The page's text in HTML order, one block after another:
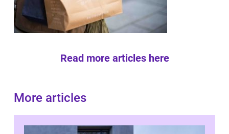
Read more articles here
More articles